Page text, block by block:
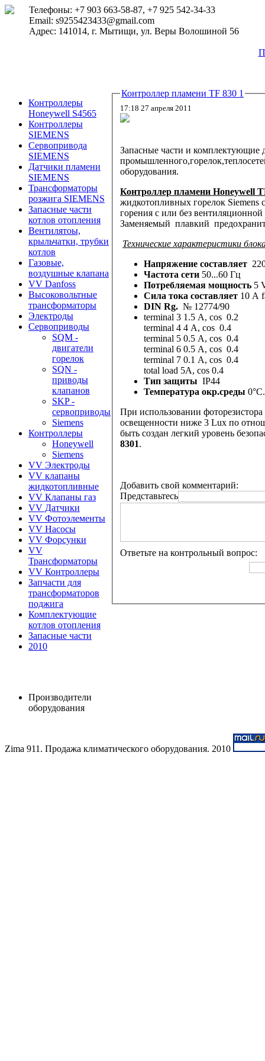
Телефоны: +7 903 663-58-87, +7 925 542-34-33
Email: s9255423433@gmail.com
Адрес: 141014, г. Мытищи, ул. Веры Волошиной 56
Контроллеры
Honeywell S4565
Контроллеры
SIEMENS
Сервопривода
SIEMENS
Датчики пламени
SIEMENS
Трансформаторы
розжига SIEMENS
Запасные части
котлов отопления
Вентилятоы,
крыльчатки, трубки
котлов
Газовые,
воздушные клапана
VV Danfoss
Высоковольтные
трансформаторы
Электроды
Сервоприводы
SQM -
двигатели
горелок
SQN -
приводы
клапанов
SKP -
сервоприводы
Siemens
Контроллеры
Honeywell
Siemens
VV Электроды
VV клапаны
жидкотопливные
VV Клапаны газ
VV Датчики
VV Фотоэлементы
VV Насосы
VV Форсунки
VV
Трансформаторы
VV Контроллеры
Запчасти для
трансформаторов
поджига
Комплектующие
котлов отопления
Запасные части
2010
Производители
оборудования
Контроллер пламени TF 830 1
17:18 27 апреля 2011
Запасные части и комплектующие
оборудования.
Контроллер пламени Honeywell
жидкотопливных горелок
горения с или без
Заменяемый плавкий
Технические характеристики б
Напряжение составляет
Частота сети 50...60 Гц
Потребляемая мощность 5
Cила тока составляет 10 A
DIN Rg. № 12774/90
terminal 3 1.5 A, cos 0.2
terminal 4 4 A, cos 0.4
terminal 5 0.5 A, cos 0.4
terminal 6 0.5 A, cos 0.4
terminal 7 0.1 A, cos 0.4
total load 5A, cos 0.4
Тип защиты IP44
Температура окр.среды
При использовании
освещенности ниже 3 Lux по
быть создан легкий уровень
8301.
Добавить свой комментарий:
Представьтесь
Ответьте на контрольный вопрос:
Zima 911. Продажа климатического оборудования. 2010